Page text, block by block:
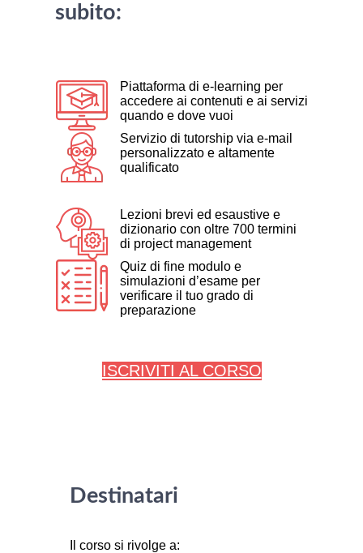
subito:
Piattaforma di e-learning per
accedere ai contenuti e ai servizi
quando e dove vuoi
Servizio di tutorship via e-mail
personalizzato e altamente
qualificato
Lezioni brevi ed esaustive e
dizionario con oltre 700 termini
di project management
Quiz di fine modulo e
simulazioni d’esame per
verificare il tuo grado di
preparazione
ISCRIVITI AL CORSO
Destinatari
Il corso si rivolge a: